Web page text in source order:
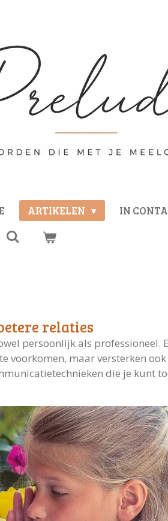
ARTIKELEN IN
relaties
persoonlijk als professioneel.
voorkomen, maar versterken
die je kunt